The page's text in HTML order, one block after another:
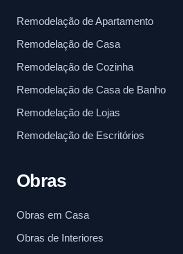
Remodelação de Apartamento
Remodelação de Casa
Remodelação de Cozinha
Remodelação de Casa de Banho
Remodelação de Lojas
Remodelação de Escritórios
Obras
Obras em Casa
Obras de Interiores